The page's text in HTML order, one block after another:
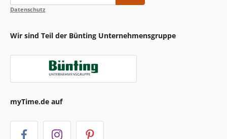
Datenschutz
Wir sind Teil der Bünting Unternehmensgruppe
myTime.de auf